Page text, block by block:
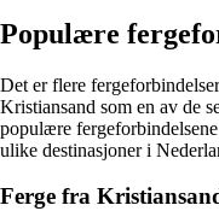
Populære
Det er flere
Kristiansand som en av de
populære
ulike destinasjoner i
Ferge fra